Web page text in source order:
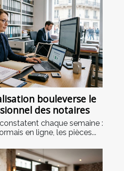
bouleverse le
des notaires
chaque semaine :
en ligne, les pièces...